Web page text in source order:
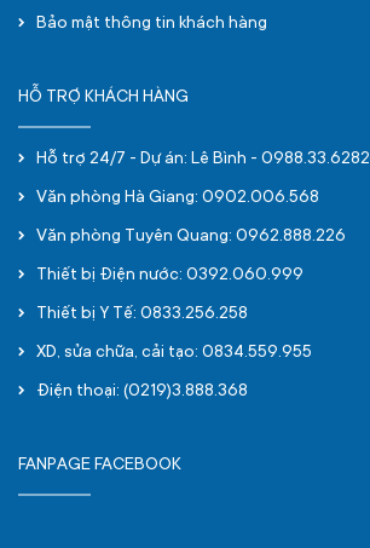
Bảo mật thông tin khách hàng
HỖ TRỢ KHÁCH HÀNG
Hỗ trợ 24/7 - Dự án: Lê Bình - 0988.33.6282
Văn phòng Hà Giang: 0902.006.568
Văn phòng Tuyên Quang: 0962.888.226
Thiết bị Điện nước: 0392.060.999
Thiết bị Y Tế: 0833.256.258
XD, sửa chữa, cải tạo: 0834.559.955
Điện thoại: (0219)3.888.368
FANPAGE FACEBOOK